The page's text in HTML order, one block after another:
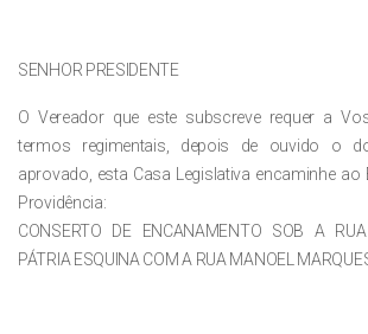
SENHOR PRESIDENTE
O Vereador que este subscreve requer a
termos regimentais, depois de ouvido o
aprovado, esta Casa Legislativa encaminhe ao
Providência:
CONSERTO DE ENCANAMENTO SOB A
PÁTRIA ESQUINA COM A RUA MANOEL